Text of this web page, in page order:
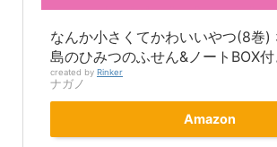
なんか小さくてかわいいやつ(8巻)
島のひみつのふせん&ノートBOX
created by Rinker
ナガノ
Amazon